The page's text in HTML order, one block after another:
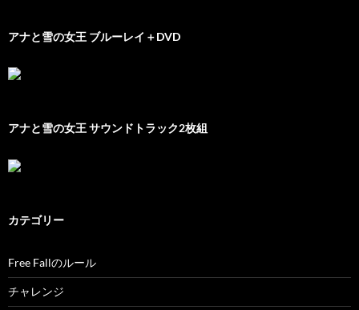
アナと雪の女王 ブルーレイ＋DVD
アナと雪の女王 サウンドトラック2枚組
カテゴリー
Free Fallのルール
チャレンジ